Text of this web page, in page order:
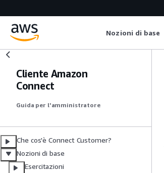
Nozioni di base
Cliente Amazon
Connect
Guida per l'amministratore
Che cos'è Connect Customer?
Nozioni di base
Esercitazioni